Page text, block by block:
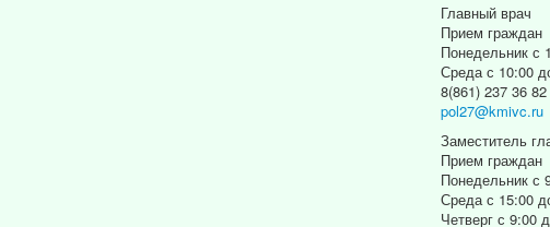
Главный врач
Прием граждан
Понедельник с
Среда с 10:00
8(861) 237 36 82
pol27@kmivc.ru
Заместитель
Прием граждан
Понедельник с
Среда с 15:00
Четверг с 9:00